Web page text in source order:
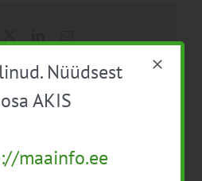
Nüüdsest
AKIS
maainfo.ee